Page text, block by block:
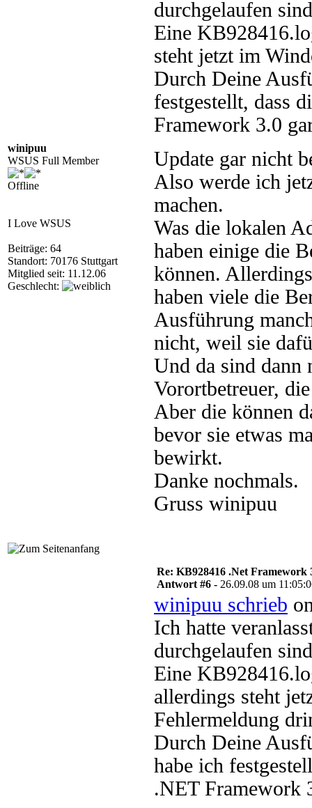
winipuu
WSUS Full Member
Offline
I Love WSUS
Beiträge: 64
Standort: 70176 Stuttgart
Mitglied seit: 11.12.06
Geschlecht:
durchgelaufen
Eine
steht jetzt im
Durch Deine
festgestellt, dass
Framework 3.0
Update gar nicht
Also werde ich
machen.
Was die lokalen
haben einige die
können.
haben viele die
Ausführung
nicht, weil sie
Und da sind dann
Vorortbetreuer,
Aber die können
bevor sie etwas
bewirkt.
Danke nochmals.
Gruss winipuu
Re: KB928416 .Net Framework
Antwort #6 - 26.09.08 um
winipuu schrieb
Ich hatte
durchgelaufen
Eine
allerdings steht
Fehlermeldung
Durch Deine
habe ich
.NET Framework